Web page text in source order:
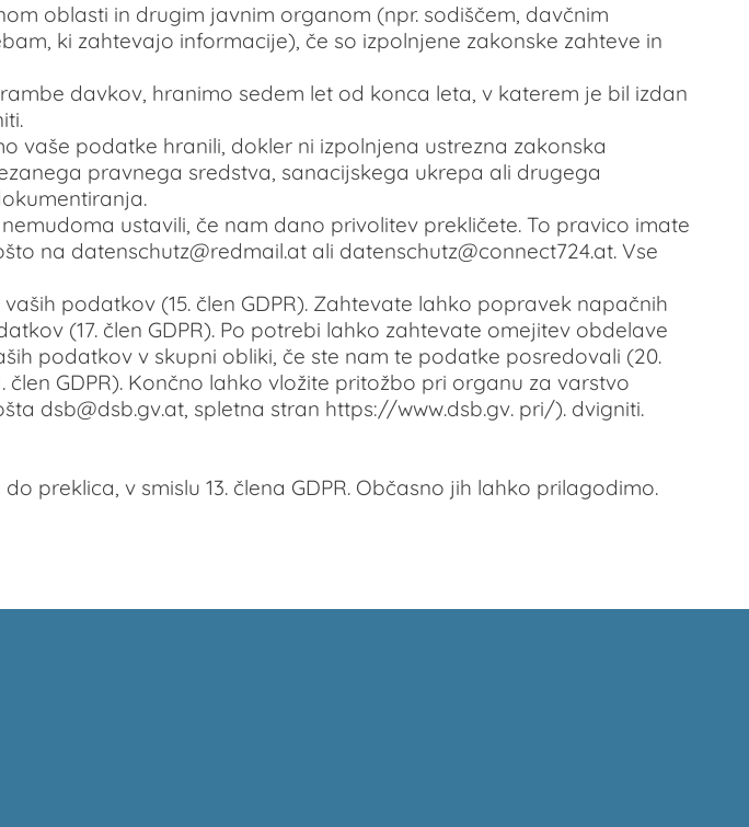
oblasti in drugim javnim organom (npr. sodiščem, davčnim
ki zahtevajo informacije), če so izpolnjene zakonske zahteve in
davkov, hranimo sedem let od konca leta, v katerem je bil izdan
vaše podatke hranili, dokler ni izpolnjena ustrezna zakonska
pravnega sredstva, sanacijskega ukrepa ali drugega
ustavili, če nam dano privolitev prekličete. To pravico imate
na datenschutz@redmail.at ali datenschutz@connect724.at. Vse
podatkov (15. člen GDPR). Zahtevate lahko popravek napačnih
(17. člen GDPR). Po potrebi lahko zahtevate omejitev obdelave
podatkov v skupni obliki, če ste nam te podatke posredovali (20.
GDPR). Končno lahko vložite pritožbo pri organu za varstvo
dsb@dsb.gv.at, spletna stran https://www.dsb.gv. pri/). dvigniti.
preklica, v smislu 13. člena GDPR. Občasno jih lahko prilagodimo.